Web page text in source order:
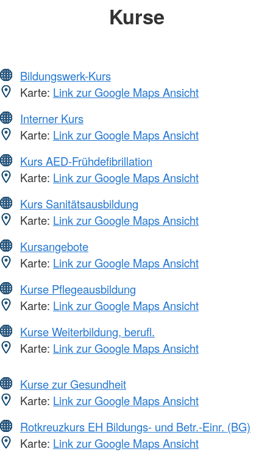
Kurse
Bildungswerk-Kurs
Karte: Link zur Google Maps Ansicht
Interner Kurs
Karte: Link zur Google Maps Ansicht
Kurs AED-Frühdefibrillation
Karte: Link zur Google Maps Ansicht
Kurs Sanitätsausbildung
Karte: Link zur Google Maps Ansicht
Kursangebote
Karte: Link zur Google Maps Ansicht
Kurse Pflegeausbildung
Karte: Link zur Google Maps Ansicht
Kurse Weiterbildung, berufl.
Karte: Link zur Google Maps Ansicht
Kurse zur Gesundheit
Karte: Link zur Google Maps Ansicht
Rotkreuzkurs EH Bildungs- und Betr.-Einr. (BG)
Karte: Link zur Google Maps Ansicht